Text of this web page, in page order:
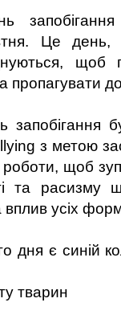
Це
щоб
пропагувати
запобігання
з метою
щоб
та расизму
усіх форм
дня є синій
тварин